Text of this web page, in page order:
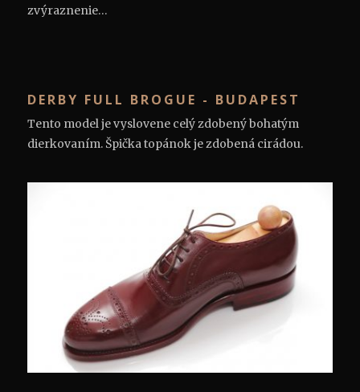
zvýraznenie…
DERBY FULL BROGUE - BUDAPEST
Tento model je vyslovene celý zdobený bohatým
dierkovaním. Špička topánok je zdobená cirádou.